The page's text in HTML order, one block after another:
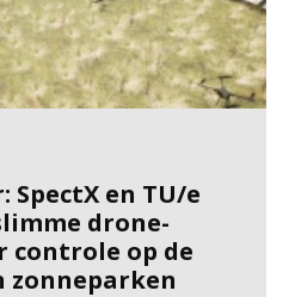
SpectX en TU/e
drone-
controle op de
zonneparken